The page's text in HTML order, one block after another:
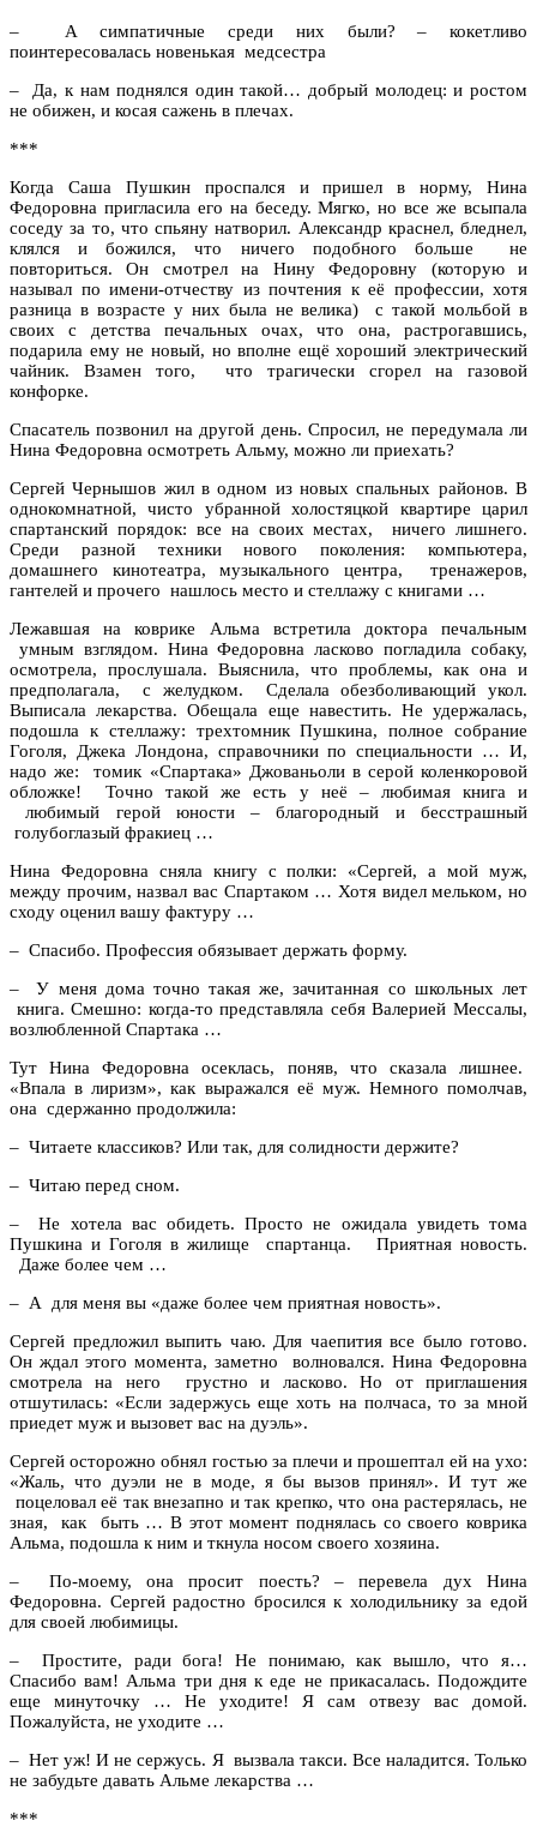
– А симпатичные среди них были? – кокетливо
поинтересовалась новенькая медсестра
– Да, к нам поднялся один такой… добрый молодец: и ростом
не обижен, и косая сажень в плечах.
***
Когда Саша Пушкин проспался и пришел в норму, Нина
Федоровна пригласила его на беседу. Мягко, но все же всыпала
соседу за то, что спьяну натворил. Александр краснел, бледнел,
клялся и божился, что ничего подобного больше не
повториться. Он смотрел на Нину Федоровну (которую и
называл по имени-отчеству из почтения к её профессии, хотя
разница в возрасте у них была не велика) с такой мольбой в
своих с детства печальных очах, что она, растрогавшись,
подарила ему не новый, но вполне ещё хороший электрический
чайник. Взамен того, что трагически сгорел на газовой
конфорке.
Спасатель позвонил на другой день. Спросил, не передумала ли
Нина Федоровна осмотреть Альму, можно ли приехать?
Сергей Чернышов жил в одном из новых спальных районов. В
однокомнатной, чисто убранной холостяцкой квартире царил
спартанский порядок: все на своих местах, ничего лишнего.
Среди разной техники нового поколения: компьютера,
домашнего кинотеатра, музыкального центра, тренажеров,
гантелей и прочего нашлось место и стеллажу с книгами …
Лежавшая на коврике Альма встретила доктора печальным
умным взглядом. Нина Федоровна ласково погладила собаку,
осмотрела, прослушала. Выяснила, что проблемы, как она и
предполагала, с желудком. Сделала обезболивающий укол.
Выписала лекарства. Обещала еще навестить. Не удержалась,
подошла к стеллажу: трехтомник Пушкина, полное собрание
Гоголя, Джека Лондона, справочники по специальности … И,
надо же: томик «Спартака» Джованьоли в серой коленкоровой
обложке! Точно такой же есть у неё – любимая книга и
любимый герой юности – благородный и бесстрашный
голубоглазый фракиец …
Нина Федоровна сняла книгу с полки: «Сергей, а мой муж,
между прочим, назвал вас Спартаком … Хотя видел мельком, но
сходу оценил вашу фактуру …
– Спасибо. Профессия обязывает держать форму.
– У меня дома точно такая же, зачитанная со школьных лет
книга. Смешно: когда-то представляла себя Валерией Мессалы,
возлюбленной Спартака …
Тут Нина Федоровна осеклась, поняв, что сказала лишнее.
«Впала в лиризм», как выражался её муж. Немного помолчав,
она сдержанно продолжила:
– Читаете классиков? Или так, для солидности держите?
– Читаю перед сном.
– Не хотела вас обидеть. Просто не ожидала увидеть тома
Пушкина и Гоголя в жилище спартанца. Приятная новость.
Даже более чем …
– А для меня вы «даже более чем приятная новость».
Сергей предложил выпить чаю. Для чаепития все было готово.
Он ждал этого момента, заметно волновался. Нина Федоровна
смотрела на него грустно и ласково. Но от приглашения
отшутилась: «Если задержусь еще хоть на полчаса, то за мной
приедет муж и вызовет вас на дуэль».
Сергей осторожно обнял гостью за плечи и прошептал ей на ухо:
«Жаль, что дуэли не в моде, я бы вызов принял». И тут же
поцеловал её так внезапно и так крепко, что она растерялась, не
зная, как быть … В этот момент поднялась со своего коврика
Альма, подошла к ним и ткнула носом своего хозяина.
– По-моему, она просит поесть? – перевела дух Нина
Федоровна. Сергей радостно бросился к холодильнику за едой
для своей любимицы.
– Простите, ради бога! Не понимаю, как вышло, что я…
Спасибо вам! Альма три дня к еде не прикасалась. Подождите
еще минуточку … Не уходите! Я сам отвезу вас домой.
Пожалуйста, не уходите …
– Нет уж! И не сержусь. Я вызвала такси. Все наладится. Только
не забудьте давать Альме лекарства …
***